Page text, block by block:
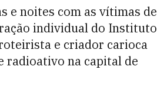
e noites com as vítimas de
individual do Instituto
e criador carioca
radioativo na capital de